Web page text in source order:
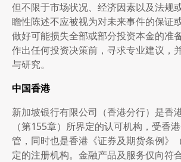
但不限于市场状况、经济因素以及法规
瞻性陈述不应被视为对未来事件的保证
做好可能损失全部或部分投资本金的准
作出任何投资决策前，寻求专业建议，
与研究。
中国香港
新加坡银行有限公司（香港分行）是香
（第155章）所界定的认可机构，受香
管，同时也是香港《证券及期货条例》
定的注册机构。金融产品及服务仅向符